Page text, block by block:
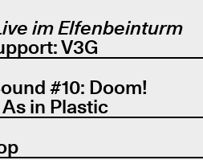
im Elfenbeinturm
V3G
#10: Doom!
in Plastic